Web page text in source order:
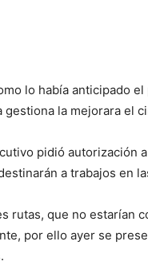
lo había anticipado
gestiona la mejorara el
pidió autorización
a trabajos en
rutas, que no estarían
por ello ayer se